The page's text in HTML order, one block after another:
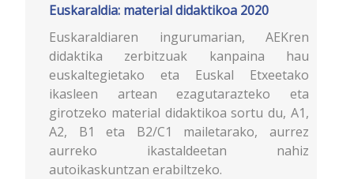
Euskaraldia: material didaktikoa 2020
Euskaraldiaren ingurumarian, AEKren
didaktika zerbitzuak kanpaina hau
euskaltegietako eta Euskal Etxeetako
ikasleen artean ezagutarazteko eta
girotzeko material didaktikoa sortu du, A1,
A2, B1 eta B2/C1 mailetarako, aurrez
aurreko ikastaldeetan nahiz
autoikaskuntzan erabiltzeko.